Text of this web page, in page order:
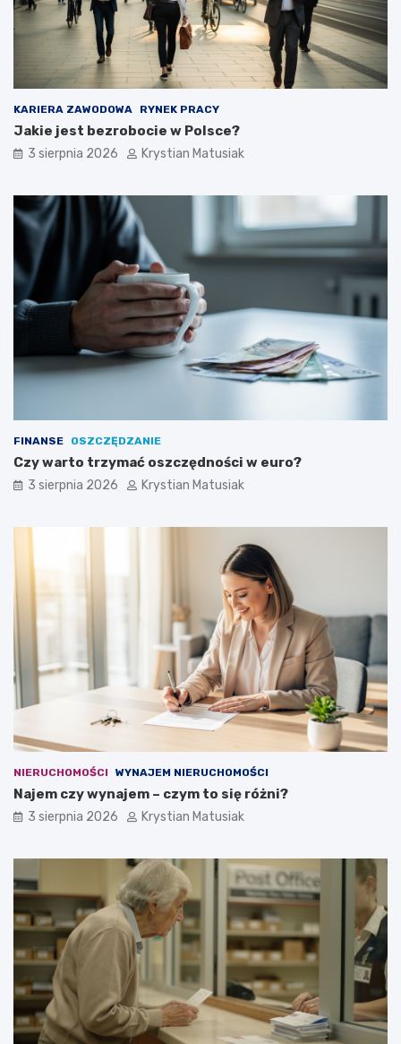
KARIERA ZAWODOWA RYNEK PRACY
Jakie jest bezrobocie w Polsce?
3 sierpnia 2026 Krystian Matusiak
FINANSE OSZCZĘDZANIE
Czy warto trzymać oszczędności w euro?
3 sierpnia 2026 Krystian Matusiak
NIERUCHOMOŚCI WYNAJEM NIERUCHOMOŚCI
Najem czy wynajem – czym to się różni?
3 sierpnia 2026 Krystian Matusiak